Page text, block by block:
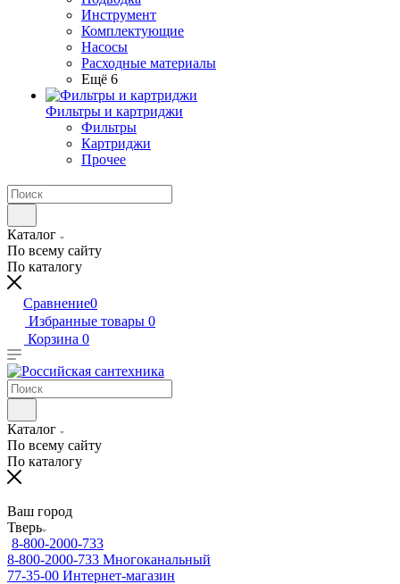
Инструмент
Комплектующие
Насосы
Расходные материалы
Ещё 6
Фильтры и картриджи
Фильтры
Картриджи
Прочее
Каталог
По всему сайту
По каталогу
Сравнение0
Избранные товары 0
Корзина 0
Каталог
По всему сайту
По каталогу
Ваш город
Тверь
8-800-2000-733
8-800-2000-733 Многоканальный
77-35-00 Интернет-магазин